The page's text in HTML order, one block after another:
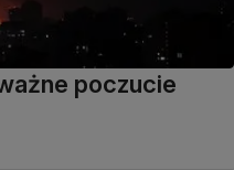
poczucie